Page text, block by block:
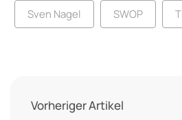
Sven Nagel SWOP
Vorheriger Artikel